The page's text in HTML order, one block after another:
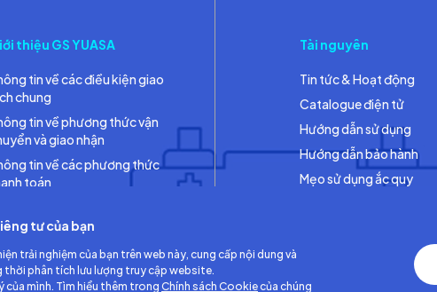
thiệu GS YUASA
tin về các điều kiện giao
chung
tin về phương thức vận
và giao nhận
tin về các phương thức
toán
Tài nguyên
Tin tức & Hoạt động
Catalogue điện tử
Hướng dẫn sử dụng
Hướng dẫn bảo hành
Mẹo sử dụng ắc quy
tư của bạn
trải nghiệm của bạn trên web này, cung cấp nội dung và
thời phân tích lưu lượng truy cập website.
mình. Tìm hiểu thêm trong Chính sách Cookiecủa chúng